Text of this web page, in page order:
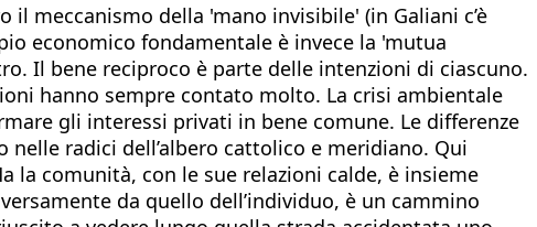
meccanismo della 'mano invisibile' (in Galiani c’è
economico fondamentale è invece la 'mutua
Il bene reciproco è parte delle intenzioni di ciascuno.
hanno sempre contato molto. La crisi ambientale
gli interessi privati in bene comune. Le differenze
radici dell’albero cattolico e meridiano. Qui
la comunità, con le sue relazioni calde, è insieme
da quello dell’individuo, è un cammino